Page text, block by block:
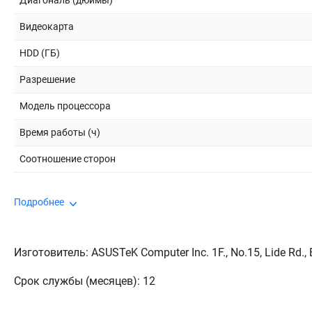
Видеокарта
HDD (ГБ)
Разрешение
Модель процессора
Время работы (ч)
Соотношение сторон
Подробнее
Изготовитель: ASUSTeK Computer Inc. 1F., No.15, Lide
Срок службы (месяцев): 12